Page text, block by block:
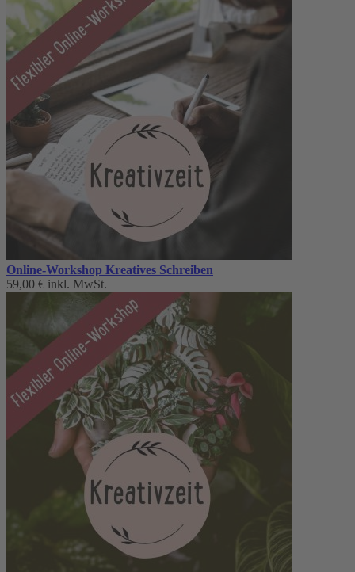
Online-Workshop Kreatives Schreiben
59,00 € inkl. MwSt.